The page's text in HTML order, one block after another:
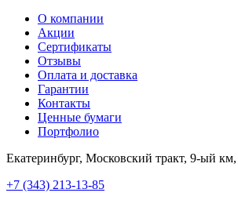
О компании
Акции
Сертификаты
Отзывы
Оплата и доставка
Гарантии
Контакты
Ценные бумаги
Портфолио
Екатеринбург, Московский тракт, 9-ый
+7 (343) 213-13-85